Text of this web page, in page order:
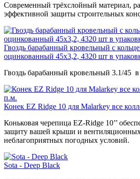
Современный трёхслойный материал,
эффективной защиты строительных
Гвоздь барабанный кровельный с
оцинкованный 45х3,2, 4320 шт в
Гвоздь барабанный кровельный 3.1/45
Конек EZ Ridge 10 для Malarkey все
Коньковая черепица EZ-Ridge 10’’
защиту вашей крыши и вентиляционных
неблагоприятных погодных условий.
Sota - Deep Black